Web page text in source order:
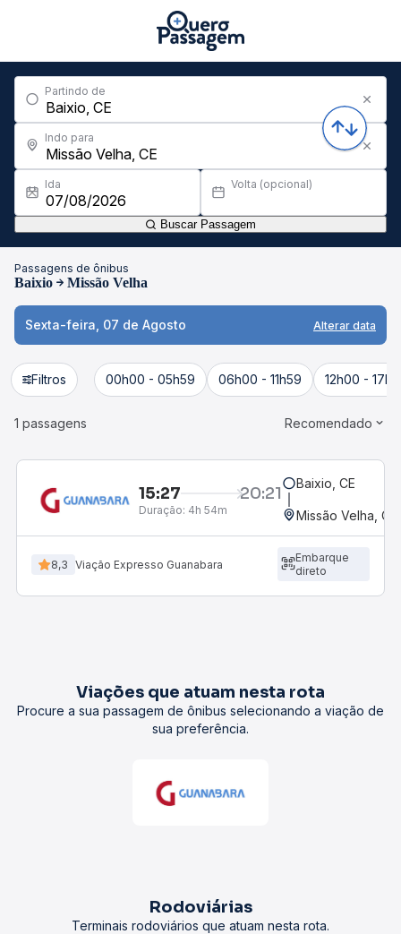
Partindo de
Indo para
Ida Volta (opcional)
Buscar Passagem
Passagens de ônibus
Baixio Missão Velha
Sexta-feira, 07 de Agosto Alterar data
Filtros 00h00 - 05h59 06h00 - 11h59 12h00 -
1 passagens Recomendado
15:27 20:21
Duração: 4h 54m
Baixio, CE
Missão Velha, CE
8,3 Viação Expresso Guanabara
Embarque
direto
Viações que atuam nesta rota
Procure a sua passagem de ônibus selecionando a viação de
sua preferência.
Rodoviárias
Terminais rodoviários que atuam nesta rota.